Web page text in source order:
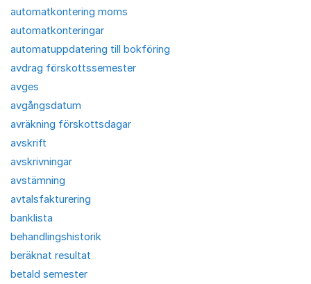
automatkontering moms
automatkonteringar
automatuppdatering till bokföring
avdrag förskottssemester
avges
avgångsdatum
avräkning förskottsdagar
avskrift
avskrivningar
avstämning
avtalsfakturering
banklista
behandlingshistorik
beräknat resultat
betald semester